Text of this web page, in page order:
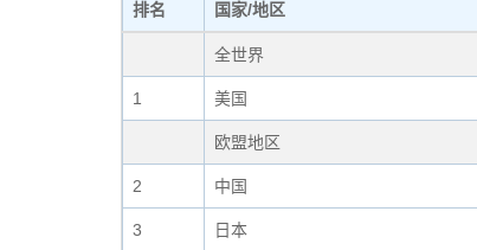
排名 国家/地区
全世界
1 美国
欧盟地区
2 中国
3 日本